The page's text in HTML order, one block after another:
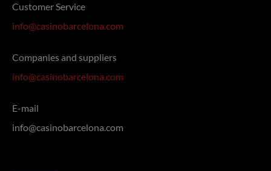
Customer Service
info@casinobarcelona.com
Companies and suppliers
info@casinobarcelona.com
E-mail
info@casinobarcelona.com